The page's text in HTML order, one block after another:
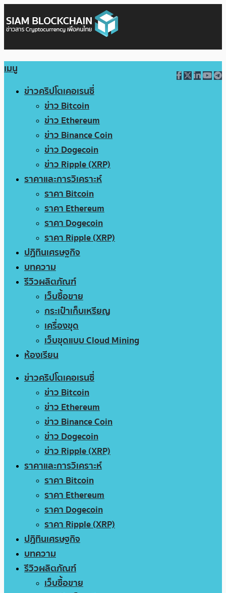
เมนู
ข่าวคริปโตเคอเรนซี่
ข่าว Bitcoin
ข่าว Ethereum
ข่าว Binance Coin
ข่าว Dogecoin
ข่าว Ripple (XRP)
ราคาและการวิเคราะห์
ราคา Bitcoin
ราคา Ethereum
ราคา Dogecoin
ราคา Ripple (XRP)
ปฏิทินเศรษฐกิจ
บทความ
รีวิวผลิตภัณฑ์
เว็บซื้อขาย
กระเป๋าเก็บเหรียญ
เครื่องขุด
เว็บขุดแบบ Cloud Mining
ห้องเรียน
ข่าวคริปโตเคอเรนซี่
ข่าว Bitcoin
ข่าว Ethereum
ข่าว Binance Coin
ข่าว Dogecoin
ข่าว Ripple (XRP)
ราคาและการวิเคราะห์
ราคา Bitcoin
ราคา Ethereum
ราคา Dogecoin
ราคา Ripple (XRP)
ปฏิทินเศรษฐกิจ
บทความ
รีวิวผลิตภัณฑ์
เว็บซื้อขาย